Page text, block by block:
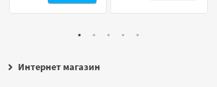
Интернет магазин